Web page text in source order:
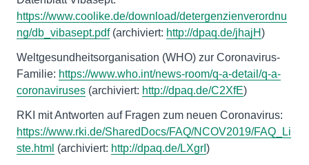
https://www.coolike.de/download/detergenzienverordnu
ng/db_vibasept.pdf(archiviert: http://dpaq.de/jhajH)
Weltgesundheitsorganisation (WHO) zur Coronavirus-
Familie: https://www.who.int/news-room/q-a-detail/q-a-
coronaviruses (archiviert: http://dpaq.de/C2XfE)
RKI mit Antworten auf Fragen zum neuen Coronavirus:
https://www.rki.de/SharedDocs/FAQ/NCOV2019/FAQ_Li
ste.html (archiviert: http://dpaq.de/LXgrI )